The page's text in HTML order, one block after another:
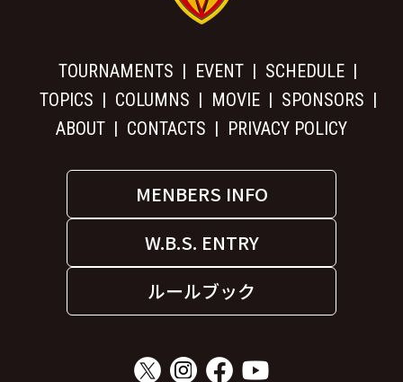
TOURNAMENTS EVENT
SCHEDULE
TOPICS
COLUMNS MOVIE
SPONSORS
ABOUT
CONTACTS PRIVACY POLICY
MENBERS INFO
W.B.S. ENTRY
ルールブック